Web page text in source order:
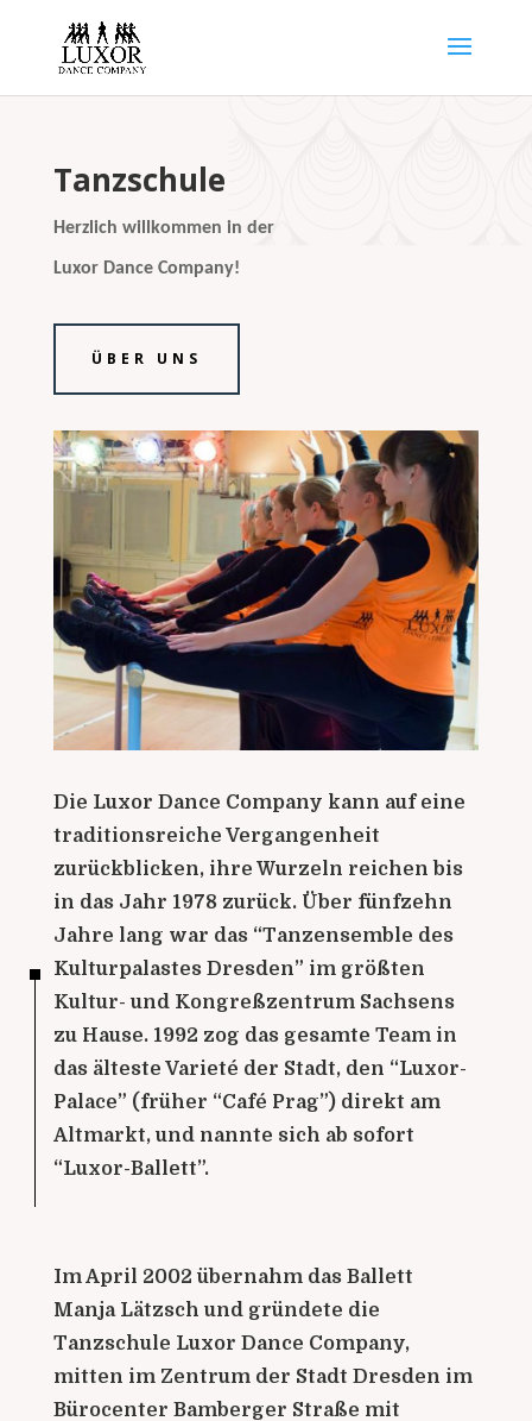
Tanzschule
Herzlich willkommen in der
Luxor Dance Company!
ÜBER UNS
Die Luxor Dance Company kann auf eine
traditionsreiche Vergangenheit
zurückblicken, ihre Wurzeln reichen bis
in das Jahr 1978 zurück. Über fünfzehn
Jahre lang war das “Tanzensemble des
Kulturpalastes Dresden” im größten
Kultur- und Kongreßzentrum Sachsens
zu Hause. 1992 zog das gesamte Team in
das älteste Varieté der Stadt, den “Luxor-
Palace” (früher “Café Prag”) direkt am
Altmarkt, und nannte sich ab sofort
“Luxor-Ballett”.
Im April 2002 übernahm das Ballett
Manja Lätzsch und gründete die
Tanzschule Luxor Dance Company,
mitten im Zentrum der Stadt Dresden im
Bürocenter Bamberger Straße mit